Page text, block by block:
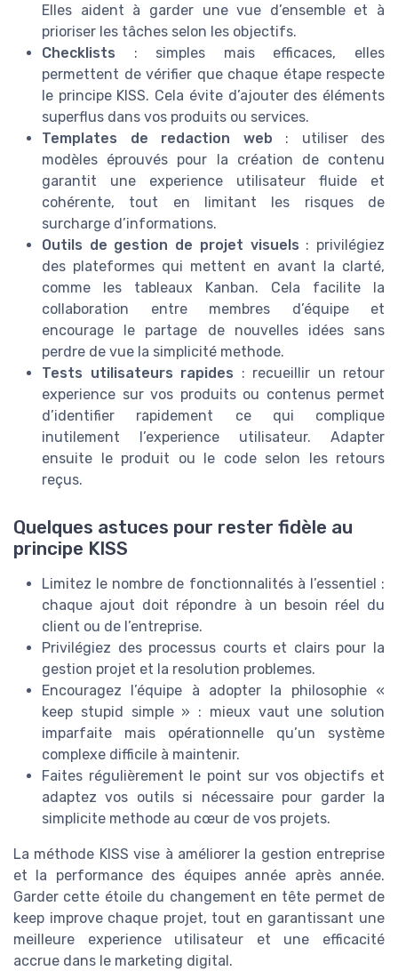
Elles aident à garder une vue d’ensemble et à
prioriser les tâches selon les objectifs.
Checklists : simples mais efficaces, elles
permettent de vérifier que chaque étape respecte
le principe KISS. Cela évite d’ajouter des éléments
superflus dans vos produits ou services.
Templates de redaction web : utiliser des
modèles éprouvés pour la création de contenu
garantit une experience utilisateur fluide et
cohérente, tout en limitant les risques de
surcharge d’informations.
Outils de gestion de projet visuels : privilégiez
des plateformes qui mettent en avant la clarté,
comme les tableaux Kanban. Cela facilite la
collaboration entre membres d’équipe et
encourage le partage de nouvelles idées sans
perdre de vue la simplicité methode.
Tests utilisateurs rapides : recueillir un retour
experience sur vos produits ou contenus permet
d’identifier rapidement ce qui complique
inutilement l’experience utilisateur. Adapter
ensuite le produit ou le code selon les retours
reçus.
Quelques astuces pour rester fidèle au
principe KISS
Limitez le nombre de fonctionnalités à l’essentiel :
chaque ajout doit répondre à un besoin réel du
client ou de l’entreprise.
Privilégiez des processus courts et clairs pour la
gestion projet et la resolution problemes.
Encouragez l’équipe à adopter la philosophie «
keep stupid simple » : mieux vaut une solution
imparfaite mais opérationnelle qu’un système
complexe difficile à maintenir.
Faites régulièrement le point sur vos objectifs et
adaptez vos outils si nécessaire pour garder la
simplicite methode au cœur de vos projets.
La méthode KISS vise à améliorer la gestion entreprise
et la performance des équipes année après année.
Garder cette étoile du changement en tête permet de
keep improve chaque projet, tout en garantissant une
meilleure experience utilisateur et une efficacité
accrue dans le marketing digital.